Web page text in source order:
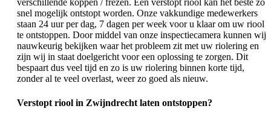
verschillende koppen / frezen. Een verstopt riool kan het beste zo
snel mogelijk ontstopt worden. Onze vakkundige medewerkers
staan 24 uur per dag, 7 dagen per week voor u klaar om uw riool
te ontstoppen. Door middel van onze inspectiecamera kunnen wij
nauwkeurig bekijken waar het probleem zit met uw riolering en
zijn wij in staat doelgericht voor een oplossing te zorgen. Dit
bespaart dus veel tijd en zo is uw riolering binnen korte tijd,
zonder al te veel overlast, weer zo goed als nieuw.
Verstopt riool in Zwijndrecht laten ontstoppen?